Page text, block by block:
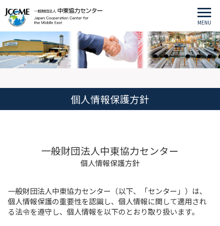
MENU
個人情報保護方針
一般財団法人中東協力センター
個人情報保護方針
一般財団法人中東協力センター（以下、「センター」）は、
個人情報保護の重要性を認識し、個人情報に関して適用され
る法令を遵守し、個人情報を以下のとおり取り扱います。